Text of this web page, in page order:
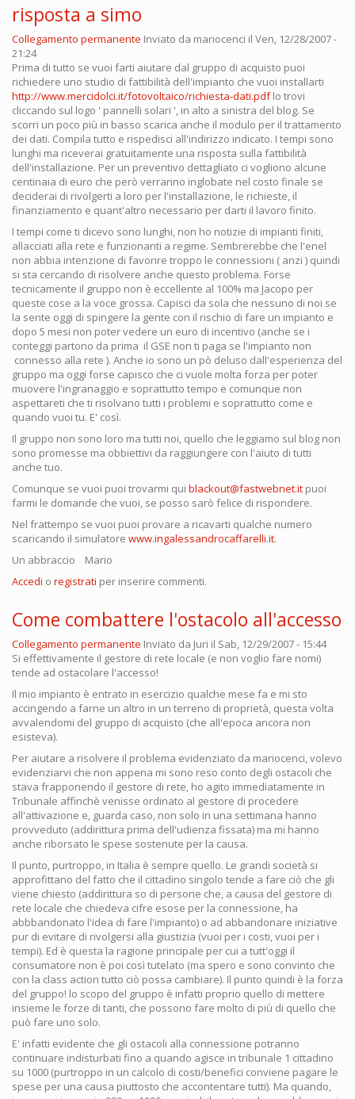
risposta a simo
Collegamento permanente Inviato da mariocenci il Ven, 12/28/2007 -
21:24
Prima di tutto se vuoi farti aiutare dal gruppo di acquisto puoi
richiedere uno studio di fattibilità dell'impianto che vuoi installarti
http://www.mercidolci.it/fotovoltaico/richiesta-dati.pdflo trovi
cliccando sul logo ' pannelli solari ', in alto a sinistra del blog. Se
scorri un poco più in basso scarica anche il modulo per il trattamento
dei dati. Compila tutto e rispedisci all'indirizzo indicato. I tempi sono
lunghi ma riceverai gratuitamente una risposta sulla fattibilità
dell'installazione. Per un preventivo dettagliato ci vogliono alcune
centinaia di euro che però verranno inglobate nel costo finale se
deciderai di rivolgerti a loro per l'installazione, le richieste, il
finanziamento e quant'altro necessario per darti il lavoro finito.
I tempi come ti dicevo sono lunghi, non ho notizie di impianti finiti,
allacciati alla rete e funzionanti a regime. Sembrerebbe che l'enel
non abbia intenzione di favorire troppo le connessioni ( anzi ) quindi
si sta cercando di risolvere anche questo problema. Forse
tecnicamente il gruppo non è eccellente al 100% ma Jacopo per
queste cose a la voce grossa. Capisci da sola che nessuno di noi se
la sente oggi di spingere la gente con il rischio di fare un impianto e
dopo 5 mesi non poter vedere un euro di incentivo (anche se i
conteggi partono da prima il GSE non ti paga se l'impianto non
connesso alla rete ). Anche io sono un pò deluso dall'esperienza del
gruppo ma oggi forse capisco che ci vuole molta forza per poter
muovere l'ingranaggio e soprattutto tempo e comunque non
aspettareti che ti risolvano tutti i problemi e soprattutto come e
quando vuoi tu. E' così.
Il gruppo non sono loro ma tutti noi, quello che leggiamo sul blog non
sono promesse ma obbiettivi da raggiungere con l'aiuto di tutti
anche tuo.
Comunque se vuoi puoi trovarmi qui blackout@fastwebnet.it puoi
farmi le domande che vuoi, se posso sarò felice di rispondere.
Nel frattempo se vuoi puoi provare a ricavarti qualche numero
scaricando il simulatore www.ingalessandrocaffarelli.it.
Un abbraccio Mario
Accedi o registrati per inserire commenti.
Come combattere l'ostacolo all'accesso
Collegamento permanente Inviato da Juri il Sab, 12/29/2007 - 15:44
Si effettivamente il gestore di rete locale (e non voglio fare nomi)
tende ad ostacolare l'accesso!
Il mio impianto è entrato in esercizio qualche mese fa e mi sto
accingendo a farne un altro in un terreno di proprietà, questa volta
avvalendomi del gruppo di acquisto (che all'epoca ancora non
esisteva).
Per aiutare a risolvere il problema evidenziato da mariocenci, volevo
evidenziarvi che non appena mi sono reso conto degli ostacoli che
stava frapponendo il gestore di rete, ho agito immediatamente in
Tribunale affinchè venisse ordinato al gestore di procedere
all'attivazione e, guarda caso, non solo in una settimana hanno
provveduto (addirittura prima dell'udienza fissata) ma mi hanno
anche riborsato le spese sostenute per la causa.
Il punto, purtroppo, in Italia è sempre quello. Le grandi società si
approfittano del fatto che il cittadino singolo tende a fare ciò che gli
viene chiesto (addirittura so di persone che, a causa del gestore di
rete locale che chiedeva cifre esose per la connessione, ha
abbbandonato l'idea di fare l'impianto) o ad abbandonare iniziative
pur di evitare di rivolgersi alla giustizia (vuoi per i costi, vuoi per i
tempi). Ed è questa la ragione principale per cui a tutt'oggi il
consumatore non è poi così tutelato (ma spero e sono convinto che
con la class action tutto ciò possa cambiare). Il punto quindi è la forza
del gruppo! lo scopo del gruppo è infatti proprio quello di mettere
insieme le forze di tanti, che possono fare molto di più di quello che
può fare uno solo.
E' infatti evidente che gli ostacoli alla connessione potranno
continuare indisturbati fino a quando agisce in tribunale 1 cittadino
su 1000 (purtroppo in un calcolo di costi/benefici conviene pagare le
spese per una causa piuttosto che accontentare tutti). Ma quando,